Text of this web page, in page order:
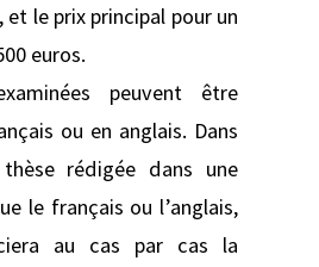
et le prix principal pour un
euros.
peuvent être
ou en anglais. Dans
rédigée dans une
le français ou l’anglais,
au cas par cas la